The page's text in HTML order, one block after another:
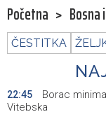
Početna > Bosna
ČESTITKA
22:45
Borac
Vitebska